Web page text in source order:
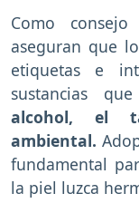
Como
aseguran que
etiquetas e
sustancias
alcohol, el
ambiental.
fundamental
la piel luzca